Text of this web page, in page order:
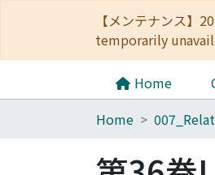
【メンテナンス】
temporarily
Home
Home